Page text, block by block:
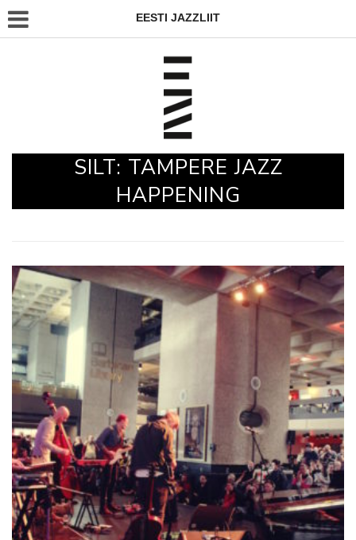
EESTI JAZZLIIT
SILT: TAMPERE JAZZ
HAPPENING